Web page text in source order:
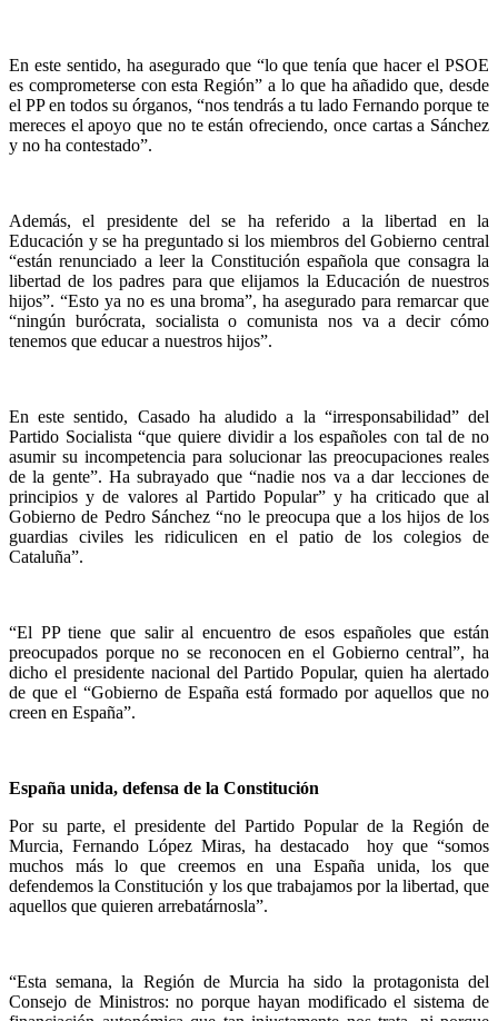
En este sentido, ha asegurado que “lo que tenía que hacer el PSOE
es comprometerse con esta Región” a lo que ha añadido que, desde
el PP en todos su órganos, “nos tendrás a tu lado Fernando porque te
mereces el apoyo que no te están ofreciendo, once cartas a Sánchez
y no ha contestado”.
Además, el presidente del se ha referido a la libertad en la
Educación y se ha preguntado si los miembros del Gobierno central
“están renunciado a leer la Constitución española que consagra la
libertad de los padres para que elijamos la Educación de nuestros
hijos”. “Esto ya no es una broma”, ha asegurado para remarcar que
“ningún burócrata, socialista o comunista nos va a decir cómo
tenemos que educar a nuestros hijos”.
En este sentido, Casado ha aludido a la “irresponsabilidad” del
Partido Socialista “que quiere dividir a los españoles con tal de no
asumir su incompetencia para solucionar las preocupaciones reales
de la gente”. Ha subrayado que “nadie nos va a dar lecciones de
principios y de valores al Partido Popular” y ha criticado que al
Gobierno de Pedro Sánchez “no le preocupa que a los hijos de los
guardias civiles les ridiculicen en el patio de los colegios de
Cataluña”.
“El PP tiene que salir al encuentro de esos españoles que están
preocupados porque no se reconocen en el Gobierno central”, ha
dicho el presidente nacional del Partido Popular, quien ha alertado
de que el “Gobierno de España está formado por aquellos que no
creen en España”.
España unida, defensa de la Constitución
Por su parte, el presidente del Partido Popular de la Región de
Murcia, Fernando López Miras, ha destacado hoy que “somos
muchos más lo que creemos en una España unida, los que
defendemos la Constitución y los que trabajamos por la libertad, que
aquellos que quieren arrebatárnosla”.
“Esta semana, la Región de Murcia ha sido la protagonista del
Consejo de Ministros: no porque hayan modificado el sistema de